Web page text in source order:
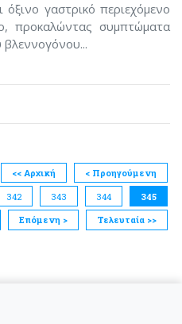
γαστρικό περιεχόμενο
προκαλώντας συμπτώματα
βλεννογόνου...
<< Αρχική
< Προηγούμενη
342 343 344
345
Επόμενη > Τελευταία >>